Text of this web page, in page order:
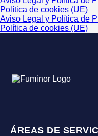
Política de cookies (UE)
Aviso Legal y Política de
Política de cookies (UE)
ÁREAS DE